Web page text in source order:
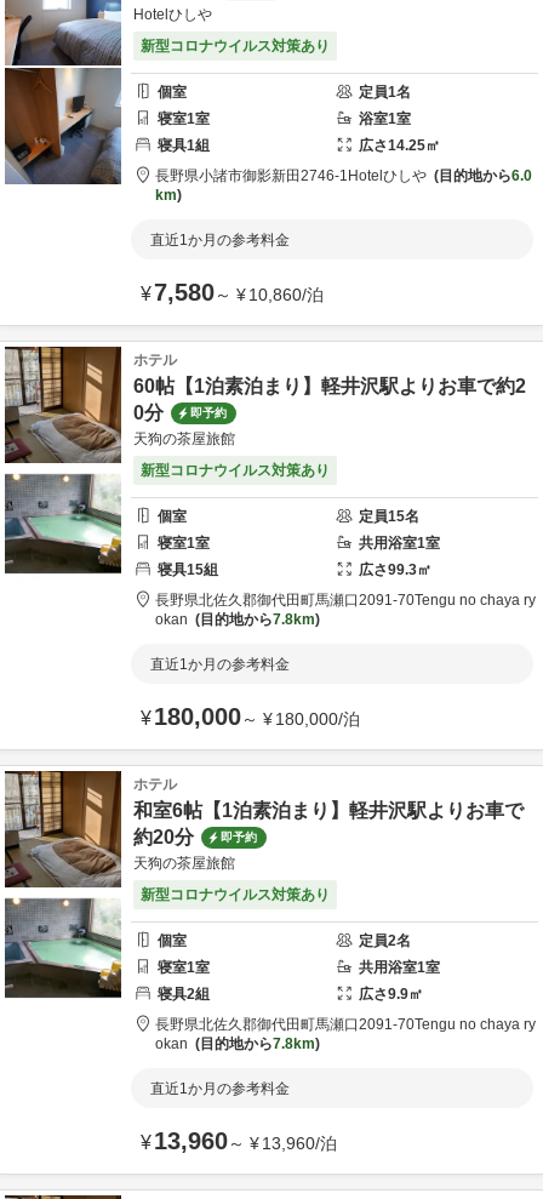
Hotelひしや
新型コロナウイルス対策あり
個室 定員1名
寝室1室 浴室1室
寝具1組 広さ14.25㎡
長野県小諸市御影新田2746-1 Hotelひしや 目的地から6.0
km
直近1か月の参考料金
¥7,580～ ¥10,860/泊
ホテル
60帖【1泊素泊まり】軽井沢駅よりお車で約2
0分
即予約
天狗の茶屋旅館
新型コロナウイルス対策あり
個室 定員15名
寝室1室 共用浴室1室
寝具15組 広さ99.3㎡
長野県北佐久郡御代田町馬瀬口2091-70Tengu no chaya ry
okan
目的地から7.8km
直近1か月の参考料金
¥180,000～ ¥180,000/泊
ホテル
和室6帖【1泊素泊まり】軽井沢駅よりお車で
約20分
即予約
天狗の茶屋旅館
新型コロナウイルス対策あり
個室 定員2名
寝室1室 共用浴室1室
寝具2組 広さ9.9㎡
長野県北佐久郡御代田町馬瀬口2091-70Tengu no chaya ry
okan
目的地から7.8km
直近1か月の参考料金
¥13,960～ ¥13,960/泊